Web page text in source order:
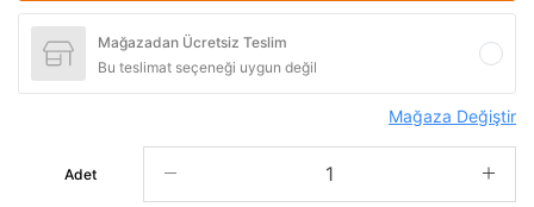
Mağazadan Ücretsiz Teslim
Bu teslimat seçeneği uygun değil
Mağaza Değiştir
Adet